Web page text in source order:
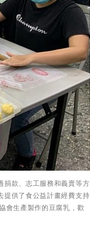
捐款、志工服務和義賣等方
提供了食公益計畫經費支持
會生產製作的豆腐乳，歡